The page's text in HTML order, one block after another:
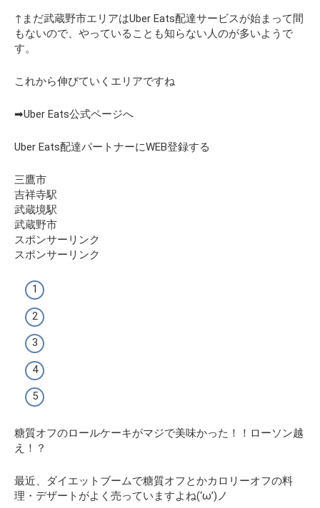
↑まだ武蔵野市エリアはUber Eats配達サービスが始まって間
もないので、やっていることも知らない人のが多いようで
す。
これから伸びていくエリアですね
➡Uber Eats公式ページへ
Uber Eats配達パートナーにWEB登録する
三鷹市
吉祥寺駅
武蔵境駅
武蔵野市
スポンサーリンク
スポンサーリンク
糖質オフのロールケーキがマジで美味かった！！ローソン越
え！？
最近、ダイエットブームで糖質オフとかカロリーオフの料
理・デザートがよく売っていますよね(‘ω’)ノ